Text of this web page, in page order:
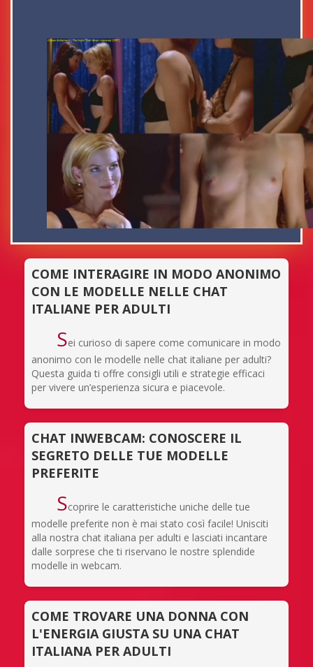
COME INTERAGIRE IN MODO ANONIMO
CON LE MODELLE NELLE CHAT
ITALIANE PER ADULTI
Sei curioso di sapere come comunicare in modo
anonimo con le modelle nelle chat italiane per adulti?
Questa guida ti offre consigli utili e strategie efficaci
per vivere un’esperienza sicura e piacevole.
CHAT INWEBCAM: CONOSCERE IL
SEGRETO DELLE TUE MODELLE
PREFERITE
Scoprire le caratteristiche uniche delle tue
modelle preferite non è mai stato così facile! Unisciti
alla nostra chat italiana per adulti e lasciati incantare
dalle sorprese che ti riservano le nostre splendide
modelle in webcam.
COME TROVARE UNA DONNA CON
L'ENERGIA GIUSTA SU UNA CHAT
ITALIANA PER ADULTI